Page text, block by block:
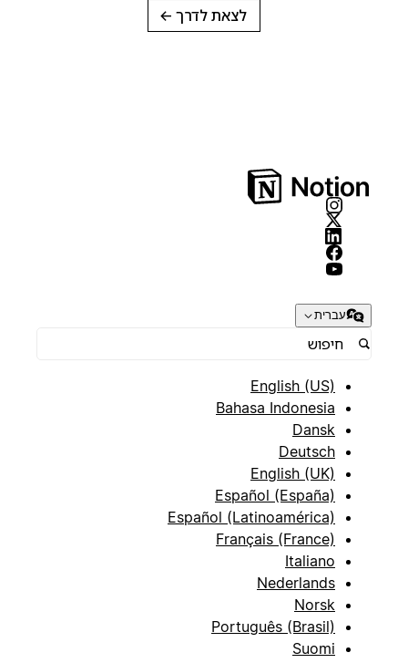
לצאת לדרך→
עברית
English (US)
Bahasa Indonesia
Dansk
Deutsch
English (UK)
Español (España)
Español (Latinoamérica)
Français (France)
Italiano
Nederlands
Norsk
Português (Brasil)
Suomi